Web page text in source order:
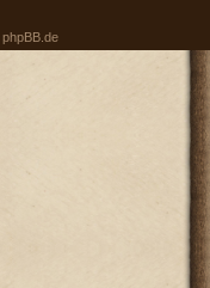
phpBB.de